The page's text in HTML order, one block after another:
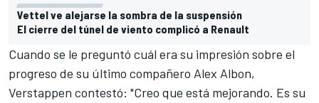
Vettel ve alejarse la sombra de la suspensión
El cierre del túnel de viento complicó a Renault
Cuando se le preguntó cuál era su impresión sobre el
progreso de su último compañero Alex Albon,
Verstappen contestó: "Creo que está mejorando. Es su